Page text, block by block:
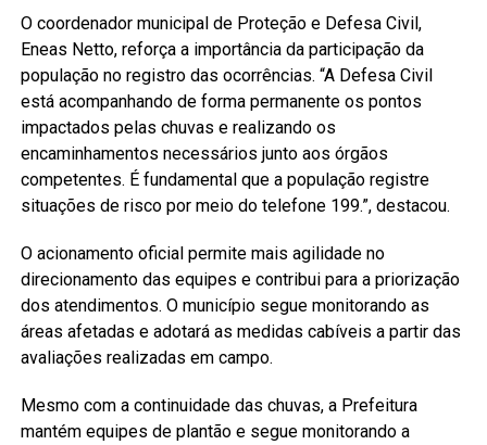
O coordenador municipal de Proteção e Defesa Civil,
Eneas Netto, reforça a importância da participação da
população no registro das ocorrências. “A Defesa Civil
está acompanhando de forma permanente os pontos
impactados pelas chuvas e realizando os
encaminhamentos necessários junto aos órgãos
competentes. É fundamental que a população registre
situações de risco por meio do telefone 199.”, destacou.
O acionamento oficial permite mais agilidade no
direcionamento das equipes e contribui para a priorização
dos atendimentos. O município segue monitorando as
áreas afetadas e adotará as medidas cabíveis a partir das
avaliações realizadas em campo.
Mesmo com a continuidade das chuvas, a Prefeitura
mantém equipes de plantão e segue monitorando a